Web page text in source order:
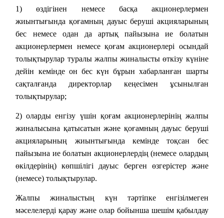
1) өздігінен немесе басқа акционерлермен
жиынтығында қоғамның дауыс беруші акцияларының
бес немесе одан да артық пайызына ие болатын
акционерлермен немесе қоғам акционерлері осындай
толықтырулар туралы жалпы жиналысты өткізу күніне
дейін кемінде он бес күн бұрын хабарланған шарты
сақталғанда директорлар кеңесімен ұсынылған
толықтырулар;
2) оларды енгізу үшін қоғам акционерлерінің жалпы
жиналысына қатысатын және қоғамның дауыс беруші
акцияларының жиынтығында кемінде тоқсан бес
пайызына ие болатын акционерлердің (немесе олардың
өкілдерінің) көпшілігі дауыс берген өзгерістер және
(немесе) толықтырулар.
Жалпы жиналыстың күн тәртіпке енгізілмеген
мәселелерді қарау және олар бойынша шешім қабылдау